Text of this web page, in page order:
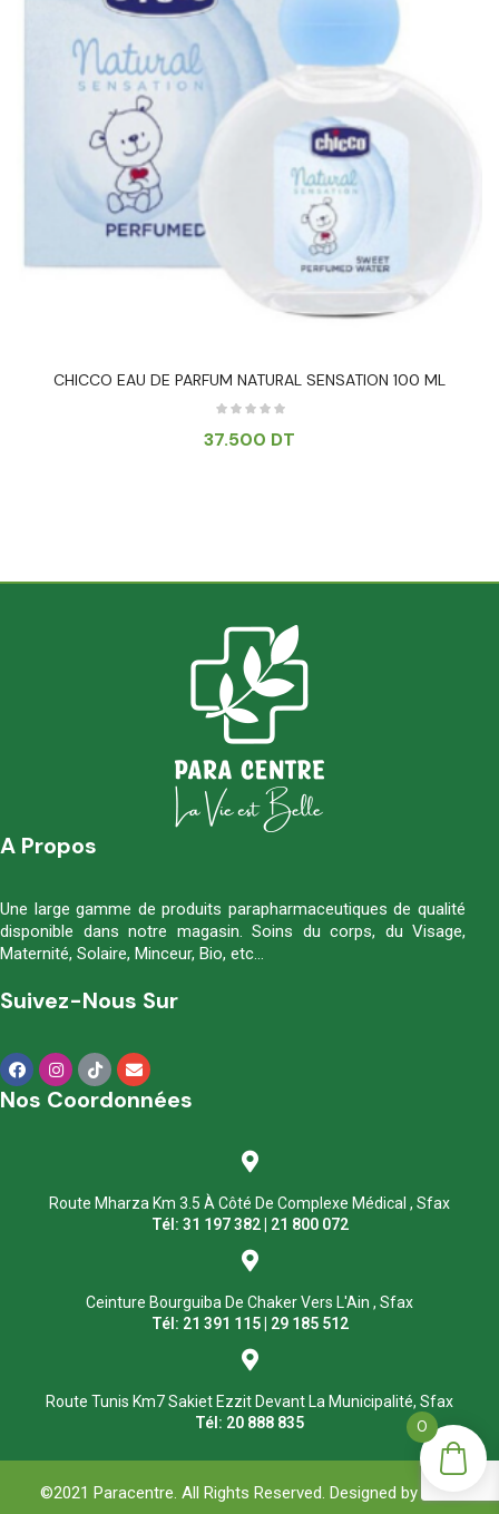
CHICCO EAU DE PARFUM NATURAL SENSATION 100 ML
37.500 DT
A Propos
Une large gamme de produits parapharmaceutiques de qualité
disponible dans notre magasin. Soins du corps, du Visage,
Maternité, Solaire, Minceur, Bio, etc…
Suivez-Nous Sur
Nos Coordonnées
Route Mharza Km 3.5 À Côté De Complexe Médical , Sfax
Tél: 31 197 382 | 21 800 072
Ceinture Bourguiba De Chaker Vers L'Ain , Sfax
Tél: 21 391 115 | 29 185 512
Route Tunis Km7 Sakiet Ezzit Devant La Municipalité, Sfax
Tél: 20 888 835
©2021 Paracentre. All Rights Reserved. Designed by
0